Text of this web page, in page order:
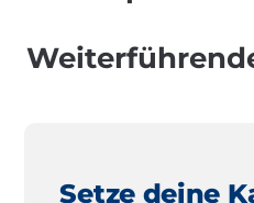
Setze deine